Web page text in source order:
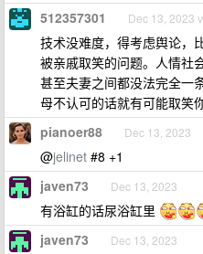
512357301 Dec 13, 2023
技术没难度，得考虑舆论，
被亲戚取笑的问题。人情社
甚至夫妻之间都没法完全一
母不认可的话就有可能取笑
pianoer88 Dec 13, 2023
@jelinet #8 +1
javen73 Dec 13, 2023
有浴缸的话尿浴缸里
javen73 Dec 13, 2023